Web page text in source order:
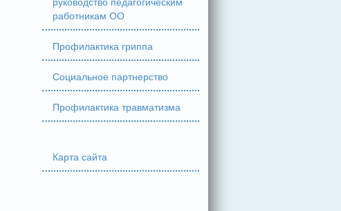
работникам ОО
Профилактика гриппа
Социальное партнерство
Профилактика травматизма
Карта сайта